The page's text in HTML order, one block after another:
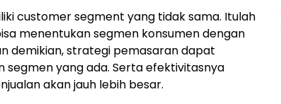
customer segment yang tidak sama. Itulah
menentukan segmen konsumen dengan
demikian, strategi pemasaran dapat
segmen yang ada. Serta efektivitasnya
akan jauh lebih besar.